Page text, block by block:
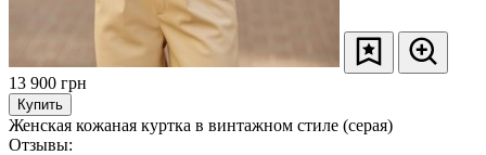
13 900 грн
Купить
Женская кожаная куртка в винтажном стиле (серая)
Отзывы: